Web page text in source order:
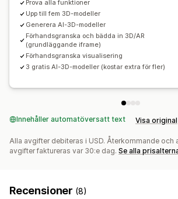
Prova alla funktioner
Upp till fem 3D-modeller
Generera AI-3D-modeller
Förhandsgranska och bädda in 3D/AR
(grundläggande iframe)
Förhandsgranska visualisering
3 gratis AI-3D-modeller (kostar extra för fler)
Innehåller automatöversatt text Visa original
Alla avgifter debiteras i USD. Återkommande och
avgifter faktureras var 30:e dag. Se alla
Recensioner (8)